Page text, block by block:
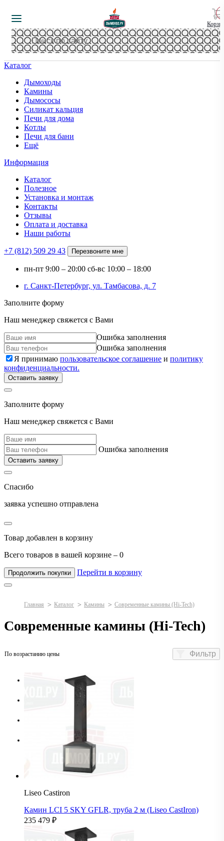
Каталог
Дымоходы
Камины
Дымососы
Силикат кальция
Печи для дома
Котлы
Печи для бани
Ещё
Информация
Каталог
Полезное
Установка и монтаж
Контакты
Отзывы
Оплата и доставка
Наши работы
+7 (812) 509 29 43 Перезвоните мне
пн-пт 9:00 – 20:00 сб-вс 10:00 – 18:00
г. Санкт-Петербург, ул. Тамбасова, д. 7
Заполните форму
Наш менеджер свяжется с Вами
Ошибка заполнения
Ошибка заполнения
Я принимаю пользовательское соглашение и политику
конфиденциальности.
Оставить заявку
Заполните форму
Наш менеджер свяжется с Вами
Ошибка заполнения
Оставить заявку
Спасибо
заявка успешно отправлена
Товар добавлен в корзину
Всего товаров в вашей корзине – 0
Продолжить покупки Перейти в корзину
Главная Каталог Камины Современные камины (Hi-Tech)
Современные камины (Hi-Tech)
По возрастанию цены
По возрастанию цены
Фильтр
Liseo Castiron
Камин LCI 5 SKY GFLR, труба 2 м (Liseo CastIron)
235 479 ₽